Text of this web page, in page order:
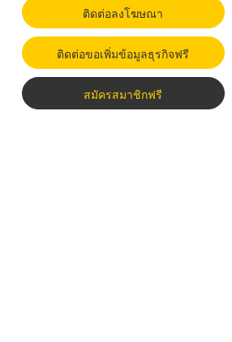
ติดต่อลงโฆษณา
ติดต่อขอเพิ่มข้อมูลธุรกิจฟรี
สมัครสมาชิกฟรี